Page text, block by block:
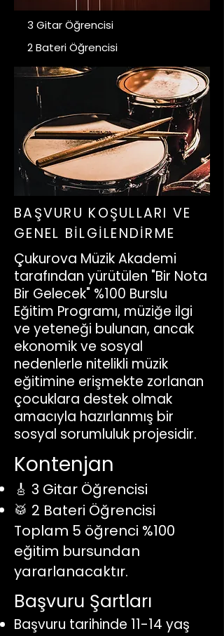
3 Gitar Öğrencisi
2 Bateri Öğrencisi
BAŞVURU KOŞULLARI VE
GENEL BİLGİLENDİRME
Çukurova Müzik Akademi
tarafından yürütülen "Bir Nota
Bir Gelecek" %100 Burslu
Eğitim Programı, müziğe ilgi
ve yeteneği bulunan, ancak
ekonomik ve sosyal
nedenlerle nitelikli müzik
eğitimine erişmekte zorlanan
çocuklara destek olmak
amacıyla hazırlanmış bir
sosyal sorumluluk projesidir.
Kontenjan
🎸 3 Gitar Öğrencisi
🥁 2 Bateri Öğrencisi
Toplam 5 öğrenci %100
eğitim bursundan
yararlanacaktır.
Başvuru Şartları
Başvuru tarihinde 11-14 yaş